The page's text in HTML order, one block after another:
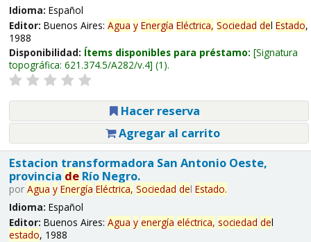
Idioma: Español
Editor: Buenos Aires: Agua y Energía Eléctrica, Sociedad del Estado,
1988
Disponibilidad: Ítems disponibles para préstamo: Signatura
topográfica: 621.374.5/A282/v.4 (1).
Hacer reserva
Agregar al carrito
Estacion transformadora San Antonio Oeste,
provincia deRío Negro.
por Agua y Energía Eléctrica, Sociedad del Estado.
Idioma: Español
Editor: Buenos Aires: Agua y energía eléctrica, sociedad del
estado, 1988